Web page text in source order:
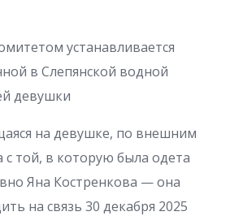
устанавливается
в Слепянской водной
девушки
на девушке, по внешним
с той, в которую была одета
Яна Костренкова — она
на связь 30 декабря 2025